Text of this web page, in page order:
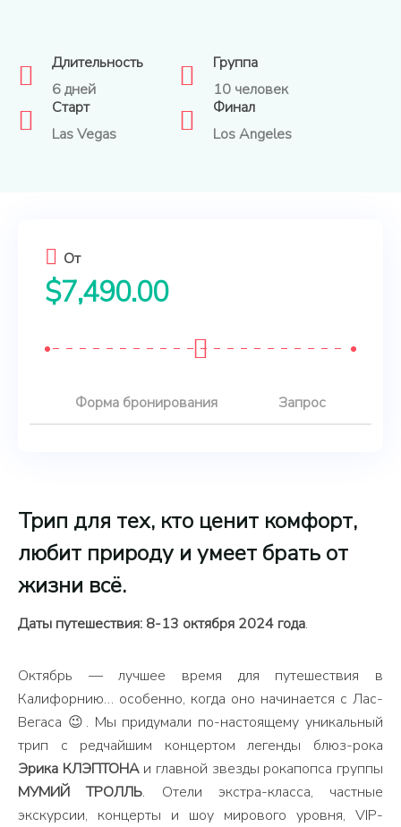
Длительность
6 дней
Группа
10 человек
Старт
Las Vegas
Финал
Los Angeles
Трип для тех, кто ценит комфорт,
любит природу и умеет брать от
жизни всё.
Даты путешествия: 8-13 октября 2024 года.
Октябрь — лучшее время для путешествия в
Калифорнию… особенно, когда оно начинается с Лас-
Вегаса 😉. Мы придумали по-настоящему уникальный
трип с редчайшим концертом легенды блюз-рока
Эрика КЛЭПТОНАи главной звезды рокапопса группы
МУМИЙ ТРОЛЛЬ. Отели экстра-класса, частные
экскурсии, концерты и шоу мирового уровня, VIP-
От
$7,490.00
Форма бронирования Запрос